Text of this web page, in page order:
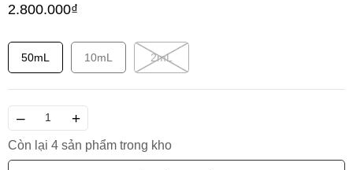
2.800.000₫
50mL 10mL 2mL
– +
Còn lại 4 sản phẩm trong kho